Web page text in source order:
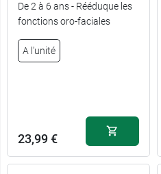
De 2 à 6 ans - Rééduque les
fonctions oro-faciales
A l'unité
23,99 €